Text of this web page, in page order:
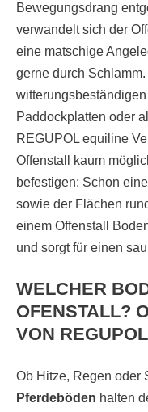
Bewegungsdrang
verwandelt sich der
eine matschige
gerne durch
Paddockplatten oder
REGUPOL equiline
Offenstall kaum
befestigen: Schon
sowie der Flächen
einem Offenstall
und sorgt für einen
WELCHER
OFENSTALL?
VON
Ob Hitze, Regen oder
Pferdeböden halten